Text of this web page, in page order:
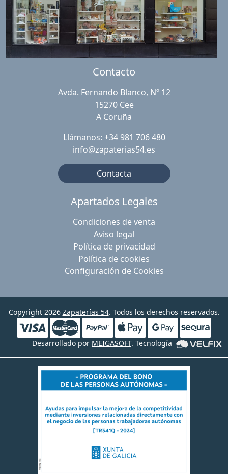
Contacto
Avda. Fernando Blanco, Nº 12
15270 Cee
A Coruña
Llámanos: +34 981 706 480
info@zapaterias54.es
Contacta
Apartados Legales
Condiciones de venta
Aviso legal
Política de privacidad
Política de cookies
Configuración de Cookies
Copyright 2026 Zapaterías 54. Todos los derechos reservados.
Desarrollado por MEIGASOFT. Tecnología